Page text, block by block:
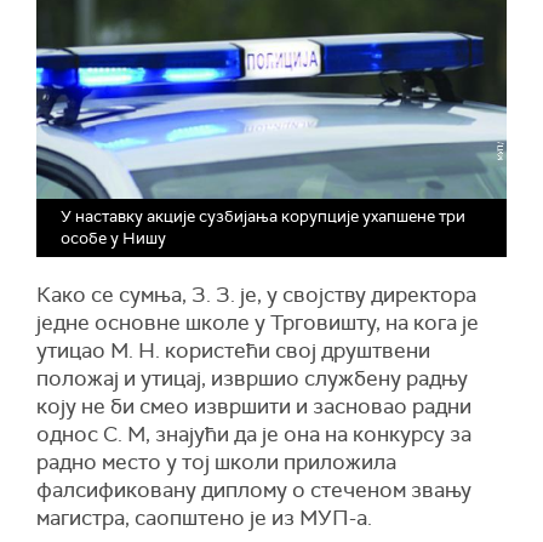
У наставку акције сузбијања корупције ухапшене три
особе у Нишу
Како се сумња, З. З. је, у својству директора
једне основне школе у Трговишту, на кога је
утицао М. Н. користећи свој друштвени
положај и утицај, извршио службену радњу
коју не би смео извршити и засновао радни
однос С. М, знајући да је она на конкурсу за
радно место у тој школи приложила
фалсификовану диплому о стеченом звању
магистра, саопштено је из МУП-а.